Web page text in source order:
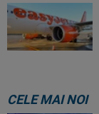
CELE MAI NOI